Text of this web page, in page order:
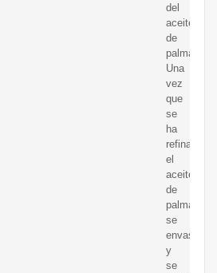
del
aceite
de
palma.
Una
vez
que
se
ha
refinado
el
aceite
de
palma,
se
envasa
y
se